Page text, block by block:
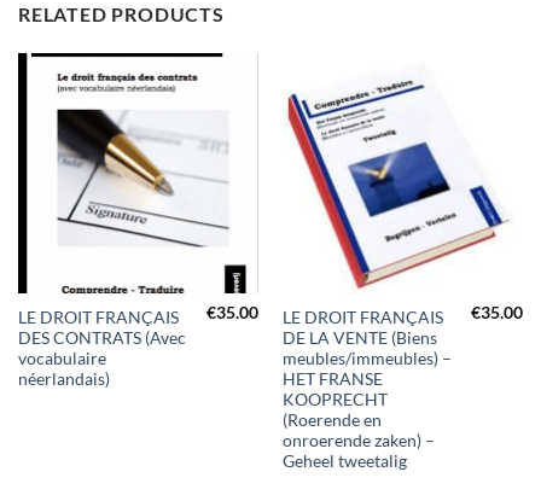
RELATED PRODUCTS
LE DROIT FRANÇAIS
DES CONTRATS (Avec
vocabulaire
néerlandais)
€35.00
LE DROIT FRANÇAIS
DE LA VENTE (Biens
meubles/immeubles) –
HET FRANSE
KOOPRECHT
(Roerende en
onroerende zaken) –
Geheel tweetalig
€35.00